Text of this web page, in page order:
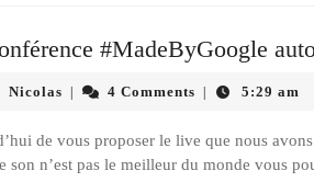
#MadeByGoogle
NicolasNicolas4 Comments 5:29 am
de vous proposer le live que nous
son n’est pas le meilleur du monde vous